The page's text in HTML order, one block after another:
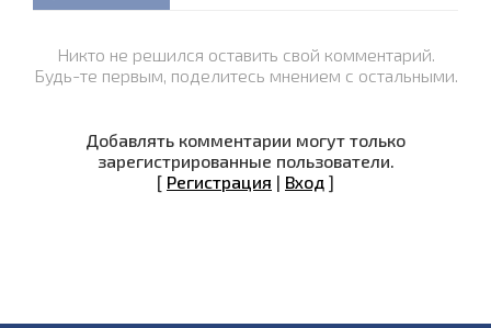
Никто не решился оставить свой комментарий.
Будь-те первым, поделитесь мнением с остальными.
Добавлять комментарии могут только
зарегистрированные пользователи.
[ Регистрация | Вход ]